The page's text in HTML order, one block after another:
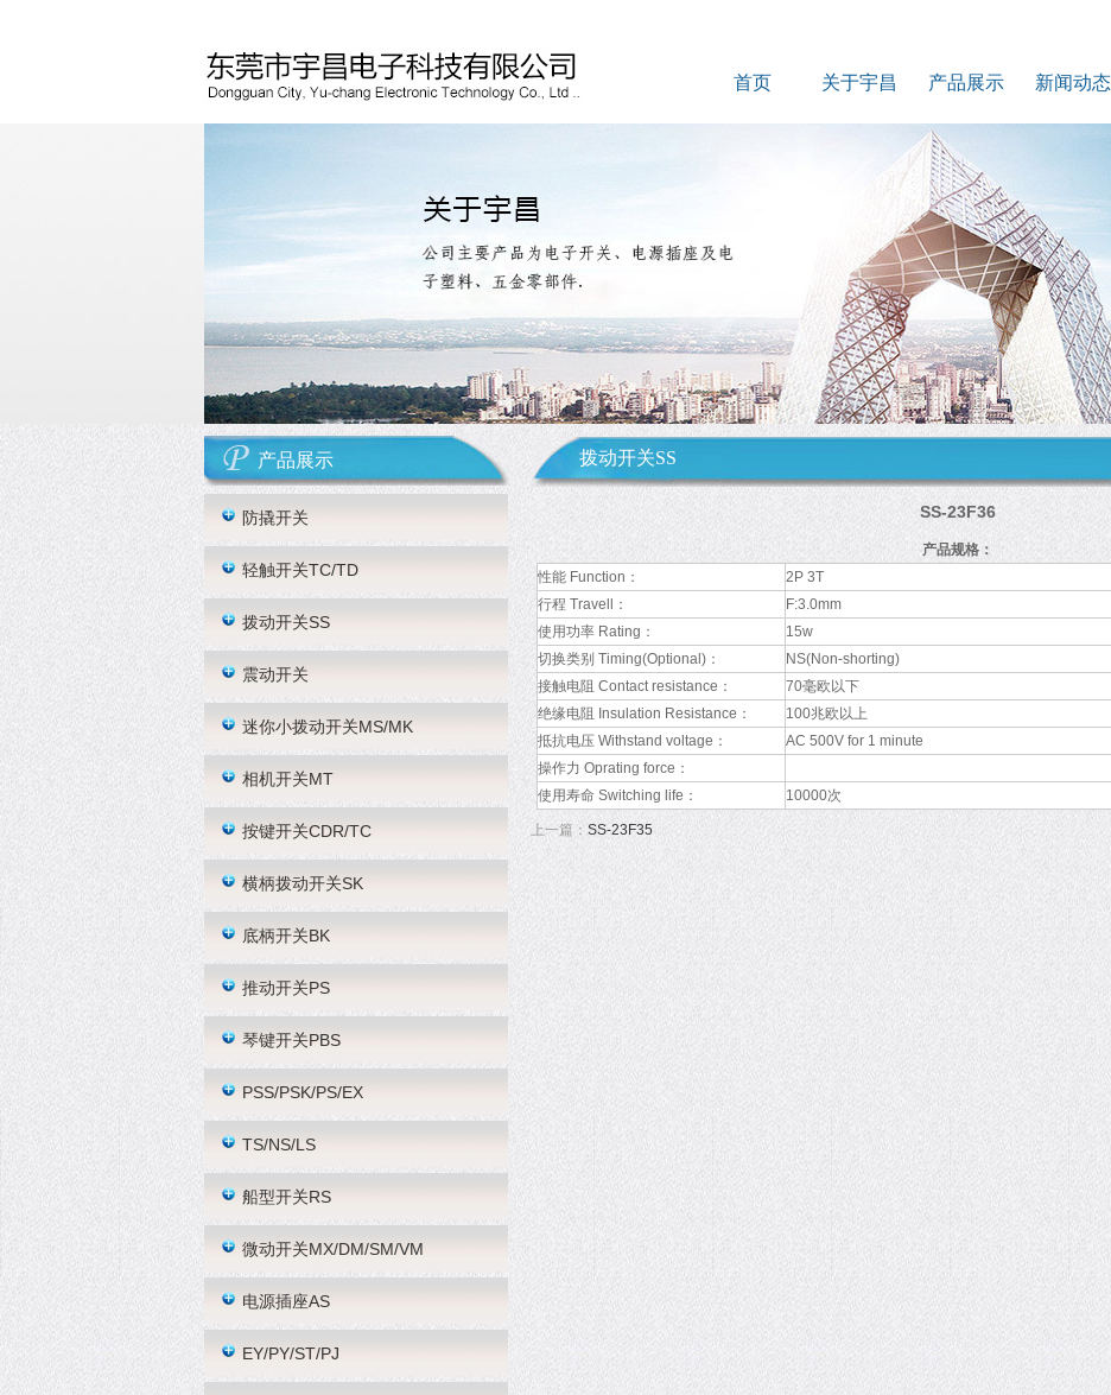
首页 关于宇昌 产品展示 新闻动态
产品展示
防撬开关
轻触开关TC/TD
拨动开关SS
震动开关
迷你小拨动开关MS/MK
相机开关MT
按键开关CDR/TC
横柄拨动开关SK
底柄开关BK
推动开关PS
琴键开关PBS
PSS/PSK/PS/EX
TS/NS/LS
船型开关RS
微动开关MX/DM/SM/VM
电源插座AS
EY/PY/ST/PJ
拨动开关SS
SS-23F36
产品规格：
性能 Function：
2P 3T
行程 Travell：
F:3.0mm
使用功率 Rating：
15w
切换类别 Timing(Optional)：
NS(Non-shorting)
接触电阻 Contact resistance：
70毫欧以下
绝缘电阻 Insulation Resistance：
100兆欧以上
抵抗电压 Withstand voltage：
AC 500V for 1 minute
操作力 Oprating force：
使用寿命 Switching life：
10000次
上一篇： SS-23F35